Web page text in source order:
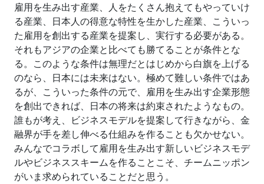
雇用を生み出す産業、人をたくさん抱えてもやっていけ
る産業、日本人の得意な特性を生かした産業、こういっ
た雇用を創出する産業を提案し、実行する必要がある。
それもアジアの企業と比べても勝てることが条件とな
る。このような条件は無理だとはじめから白旗を上げる
のなら、日本には未来はない。極めて難しい条件ではあ
るが、こういった条件の元で、雇用を生み出す企業形態
を創出できれば、日本の将来は約束されたようなもの。
誰もが考え、ビジネスモデルを提案して行きながら、金
融界が手を差し伸べる仕組みを作ることも欠かせない。
みんなでコラボして雇用を生み出す新しいビジネスモデ
ルやビジネススキームを作ることこそ、チームニッポン
がいま求められていることだと思う。